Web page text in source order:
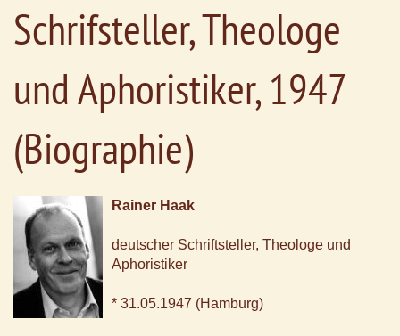
Schrifsteller, Theologe
und Aphoristiker, 1947
(Biographie)
Rainer Haak
deutscher Schriftsteller, Theologe und
Aphoristiker
* 31.05.1947 (Hamburg)